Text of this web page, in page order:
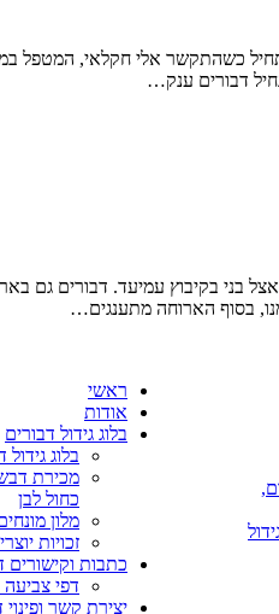
כשהתקשר אלי חקלאי, המטפל
דבורים ענק…
בקיבוץ עמיעד. דבורים גם
בסוף הארוחה מתענגים…
ראשי
אודות
בלוג גידול דבורים
בלוג גידול
מכירת
כחול לבן
מלון
זכויות
כתבות וקישורים
דפי צביעה
יצירת קשר ופינוי